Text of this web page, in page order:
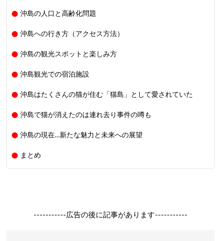
沖島の人口と高齢化問題
沖島への行き方（アクセス方法）
沖島の観光スポットと楽しみ方
沖島観光での宿泊施設
沖島はたくさんの猫が住む「猫島」として愛されていた
沖島で猫が消えたのは連れ去り事件の噂も
沖島の現在…新たな魅力と未来への展望
まとめ
-----------広告の後に記事があります-----------